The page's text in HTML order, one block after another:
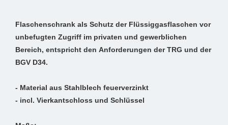
Flaschenschrank als Schutz der Flüssiggasflaschen vor
unbefugten Zugriff im privaten und gewerblichen
Bereich, entspricht den Anforderungen der TRG und der
BGV D34.
- Material aus Stahlblech feuerverzinkt
- incl. Vierkantschloss und Schlüssel